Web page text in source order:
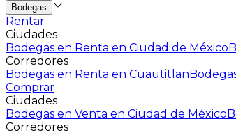
Bodegas
Rentar
Ciudades
Bodegas en Renta en Ciudad de México
Corredores
Bodegas en Renta en Cuautitlan
Comprar
Ciudades
Bodegas en Venta en Ciudad de México
Corredores